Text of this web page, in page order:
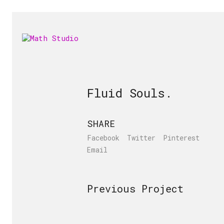
Fluid Souls.
SHARE
Facebook Twitter
Pinterest
Email
Previous Project